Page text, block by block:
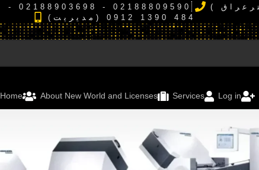
( دفتر ایران ) 02188809590 - 02188903698 - 02188926214
(مدیریت) 484 1390 0912
Home About New World and Licenses Services Log in